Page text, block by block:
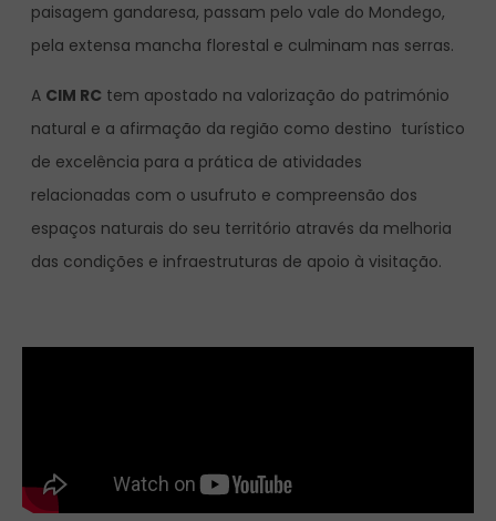
paisagem gandaresa, passam pelo vale do Mondego,
pela extensa mancha florestal e culminam nas serras.
A CIM RC tem apostado na valorização do património
natural e a afirmação da região como destino turístico
de excelência para a prática de atividades
relacionadas com o usufruto e compreensão dos
espaços naturais do seu território através da melhoria
das condições e infraestruturas de apoio à visitação.